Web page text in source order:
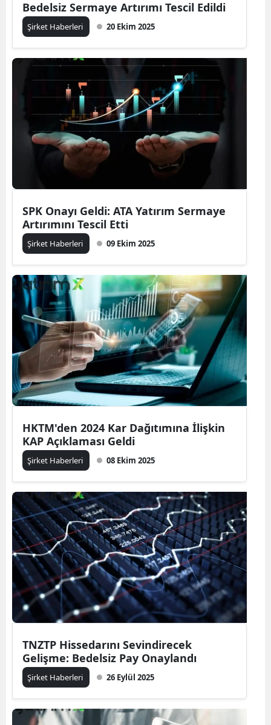
Bedelsiz Sermaye Artırımı Tescil Edildi
Şirket Haberleri 20 Ekim 2025
SPK Onayı Geldi: ATA Yatırım Sermaye
Artırımını Tescil Etti
Şirket Haberleri 09 Ekim 2025
HKTM'den 2024 Kar Dağıtımına İlişkin
KAP Açıklaması Geldi
Şirket Haberleri 08 Ekim 2025
TNZTP Hissedarını Sevindirecek
Gelişme: Bedelsiz Pay Onaylandı
Şirket Haberleri 26 Eylül 2025